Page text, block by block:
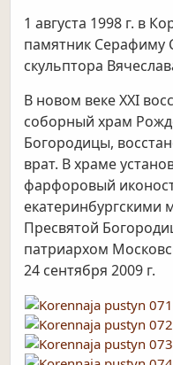
1 августа 1998 г. в
памятник Серафиму
скульптора
В новом веке ХХI
соборный храм
Богородицы,
врат. В храме
фарфоровый
екатеринбургскими
Пресвятой
патриархом
24 сентября 2009 г.